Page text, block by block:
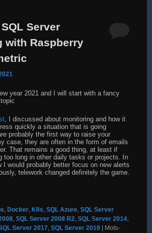
Server
with Raspberry
year 2021 and I will start with a fancy
, I discussed about monitoring and how it
quickly a situation that is going
probably the first way to raise your
case, they are often in the form of emails
That remains a good thing, at least if
too long in other daily tasks or projects. In
I would probably better focus on new alerts
telework changed definitely the game.
, Docker, K8s, SQL Azure, SQL Server
, SQL Server 2008 R2, SQL Server 2014,
Server 2017, SQL Server 2019
Mots-